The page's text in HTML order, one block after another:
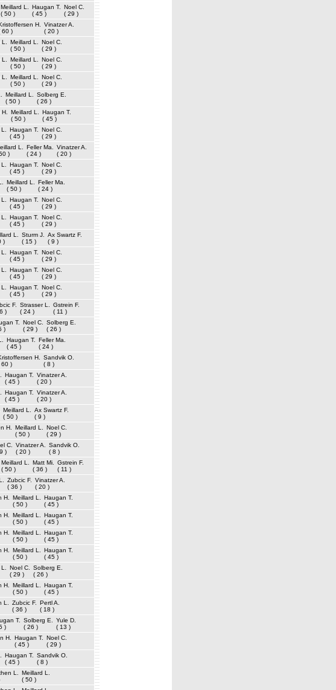
Meillard L.
( 50 )
Haugan T.
( 45 )
Noel C.
( 29 )
H.
60 )
Vinatzer A.
( 20 )
Meillard L.
( 50 )
Noel C.
( 29 )
Meillard L.
( 50 )
Noel C.
( 29 )
Meillard L.
( 50 )
Noel C.
( 29 )
Meillard L.
( 50 )
Solberg E.
( 26 )
Meillard L.
( 50 )
Haugan T.
( 45 )
Haugan T.
( 45 )
Noel C.
( 29 )
L.
)
Feller Ma.
( 24 )
Vinatzer A.
( 20 )
Haugan T.
( 45 )
Noel C.
( 29 )
Meillard L.
( 50 )
Feller Ma.
( 24 )
Haugan T.
( 45 )
Noel C.
( 29 )
Haugan T.
( 45 )
Noel C.
( 29 )
L.
)
Sturm J.
( 15 )
Ax Swartz F.
( 9 )
Haugan T.
( 45 )
Noel C.
( 29 )
Haugan T.
( 45 )
Noel C.
( 29 )
Haugan T.
( 45 )
Noel C.
( 29 )
F.
)
Strasser L.
( 24 )
Gstrein F.
( 11 )
T.
)
Noel C.
( 29 )
Solberg E.
( 26 )
Haugan T.
( 45 )
Feller Ma.
( 24 )
H.
60 )
Sandvik O.
( 8 )
Haugan T.
( 45 )
Vinatzer A.
( 20 )
Haugan T.
( 45 )
Vinatzer A.
( 20 )
Meillard L.
( 50 )
Ax Swartz F.
( 9 )
H.
Meillard L.
( 50 )
Noel C.
( 29 )
C.
)
Vinatzer A.
( 20 )
Sandvik O.
( 8 )
Meillard L.
( 50 )
Matt Mi.
( 36 )
Gstrein F.
( 11 )
Zubcic F.
( 36 )
Vinatzer A.
( 20 )
H.
Meillard L.
( 50 )
Haugan T.
( 45 )
H.
Meillard L.
( 50 )
Haugan T.
( 45 )
H.
Meillard L.
( 50 )
Haugan T.
( 45 )
H.
Meillard L.
( 50 )
Haugan T.
( 45 )
Noel C.
( 29 )
Solberg E.
( 26 )
H.
Meillard L.
( 50 )
Haugan T.
( 45 )
L.
Zubcic F.
( 36 )
Pertl A.
( 18 )
T.
)
Solberg E.
( 26 )
Yule D.
( 13 )
H.
Haugan T.
( 45 )
Noel C.
( 29 )
Haugan T.
( 45 )
Sandvik O.
( 8 )
L.
Meillard L.
( 50 )